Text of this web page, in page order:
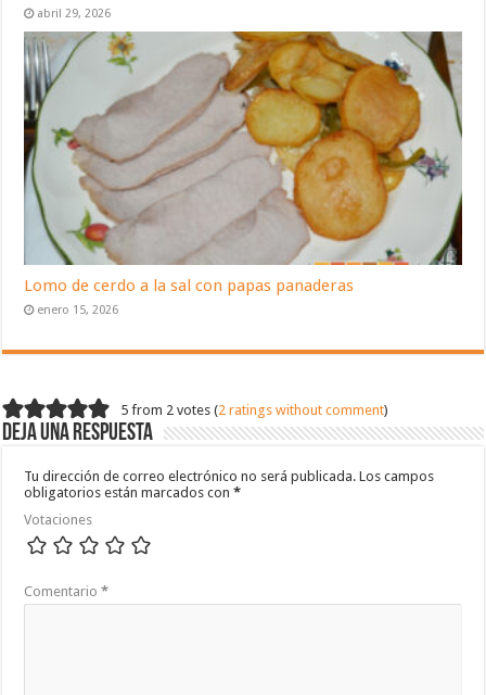
abril 29, 2026
Lomo de cerdo a la sal con papas panaderas
enero 15, 2026
5 from 2 votes (2 ratings without comment)
Deja una respuesta
Tu dirección de correo electrónico no será publicada. Los campos
obligatorios están marcados con*
Votaciones
Comentario*